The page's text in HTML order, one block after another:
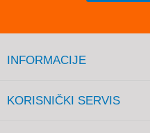
INFORMACIJE
KORISNIČKI SERVIS